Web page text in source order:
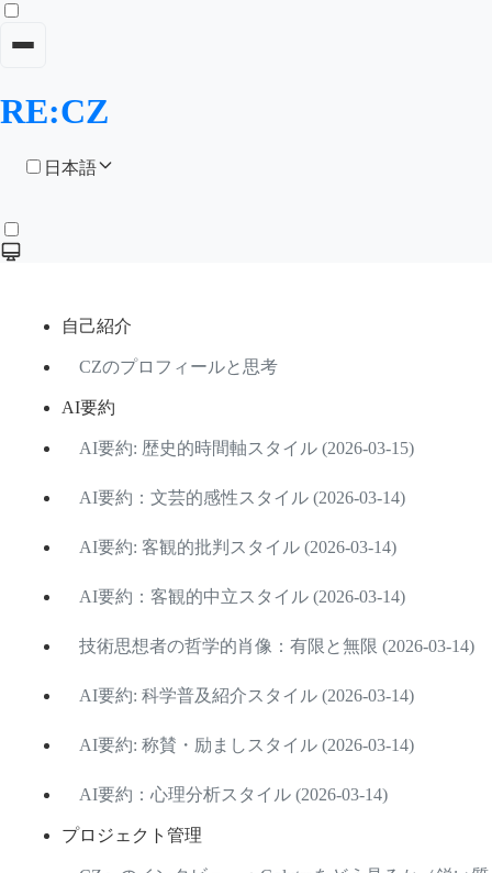
RE:CZ
日本語
自己紹介
CZのプロフィールと思考
AI要約
AI要約: 歴史的時間軸スタイル (2026-03-15)
AI要約：文芸的感性スタイル (2026-03-14)
AI要約: 客観的批判スタイル (2026-03-14)
AI要約：客観的中立スタイル (2026-03-14)
技術思想者の哲学的肖像：有限と無限 (2026-03-14)
AI要約: 科学普及紹介スタイル (2026-03-14)
AI要約: 称賛・励ましスタイル (2026-03-14)
AI要約：心理分析スタイル (2026-03-14)
プロジェクト管理